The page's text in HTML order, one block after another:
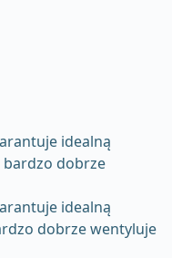
idealną
bardzo dobrze
idealną
dobrze wentyluje